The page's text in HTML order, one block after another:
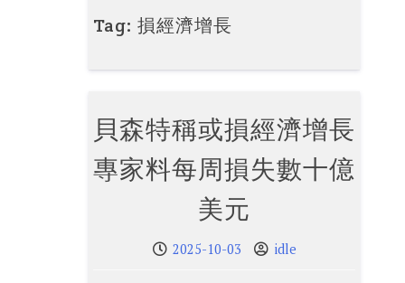
Tag:損經濟增長
貝森特稱或損經濟增長
專家料每周損失數十億
美元
2025-10-03 idle